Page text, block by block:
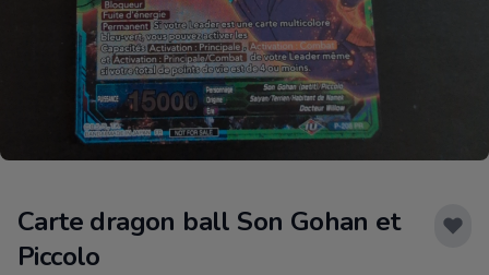
Carte dragon ball Son Gohan et
Piccolo